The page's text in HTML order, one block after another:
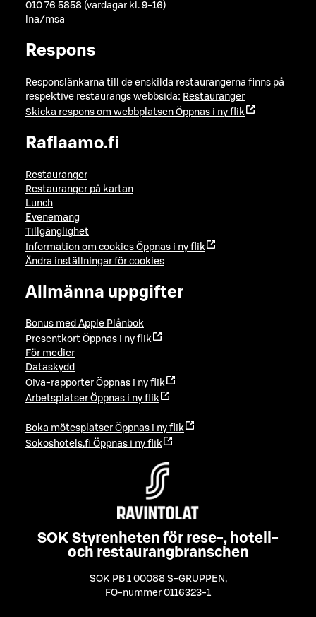
010 76 5858 (vardagar kl. 9-16)
lna/msa
Respons
Responslänkarna till de enskilda restaurangerna finns på
respektive restaurangs webbsida: Restauranger
Skicka respons om webbplatsen Öppnas i ny flik
Raflaamo.fi
Restauranger
Restauranger på kartan
Lunch
Evenemang
Tillgänglighet
Information om cookies Öppnas i ny flik
Ändra inställningar för cookies
Allmänna uppgifter
Bonus med Apple Plånbok
Presentkort Öppnas i ny flik
För medier
Dataskydd
Oiva-rapporter Öppnas i ny flik
Arbetsplatser Öppnas i ny flik
Boka mötesplatser Öppnas i ny flik
Sokoshotels.fi Öppnas i ny flik
SOK Styrenheten för rese-, hotell-
och restaurangbranschen
SOK PB 1 00088 S-GRUPPEN ,
FO-nummer 0116323-1